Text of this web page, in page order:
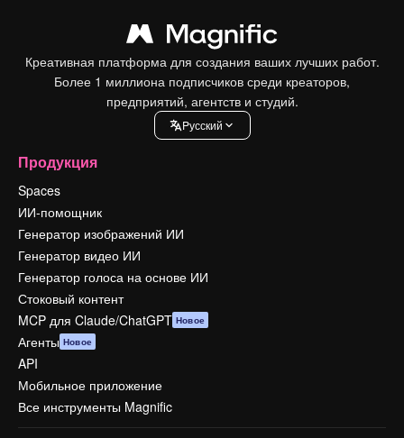
Креативная платформа для создания ваших лучших работ.
Более 1 миллиона подписчиков среди креаторов,
предприятий, агентств и студий.
Pусский
Продукция
Spaces
ИИ-помощник
Генератор изображений ИИ
Генератор видео ИИ
Генератор голоса на основе ИИ
Стоковый контент
MCP для Claude/ChatGPT Новое
Агенты Новое
API
Мобильное приложение
Все инструменты Magnific